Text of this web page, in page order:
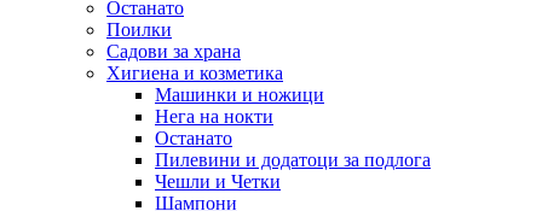
Останато
Поилки
Садови за храна
Хигиена и козметика
Машинки и ножици
Нега на нокти
Останато
Пилевини и додатоци за подлога
Чешли и Четки
Шампони